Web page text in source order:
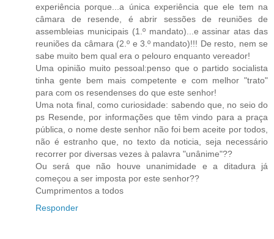
experiência porque...a única experiência que ele tem na
câmara de resende, é abrir sessões de reuniões de
assembleias municipais (1.º mandato)...e assinar atas das
reuniões da câmara (2.º e 3.º mandato)!!! De resto, nem se
sabe muito bem qual era o pelouro enquanto vereador!
Uma opinião muito pessoal:penso que o partido socialista
tinha gente bem mais competente e com melhor "trato"
para com os resendenses do que este senhor!
Uma nota final, como curiosidade: sabendo que, no seio do
ps Resende, por informações que têm vindo para a praça
pública, o nome deste senhor não foi bem aceite por todos,
não é estranho que, no texto da noticia, seja necessário
recorrer por diversas vezes à palavra "unânime"??
Ou será que não houve unanimidade e a ditadura já
começou a ser imposta por este senhor??
Cumprimentos a todos
Responder